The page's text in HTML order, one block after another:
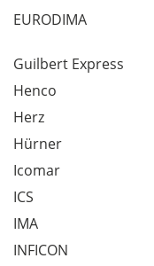
EURODIMA
Guilbert Express
Henco
Herz
Hürner
Icomar
ICS
IMA
INFICON